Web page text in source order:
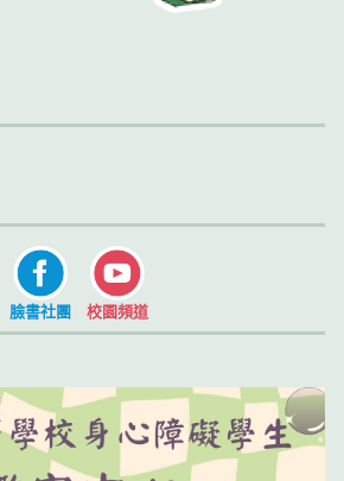
臉書社團 校園頻道